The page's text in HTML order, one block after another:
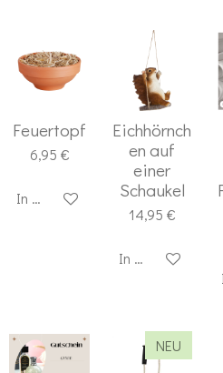
Feuertopf
6,95 €
In den Warenkorb
Eichhörnch
en auf
einer
Schaukel
14,95 €
In den Warenkorb
NEU